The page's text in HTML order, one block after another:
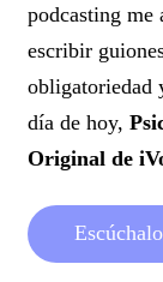
podcasting me
escribir
obligatoriedad
día de hoy,
Original de
Escúchalo